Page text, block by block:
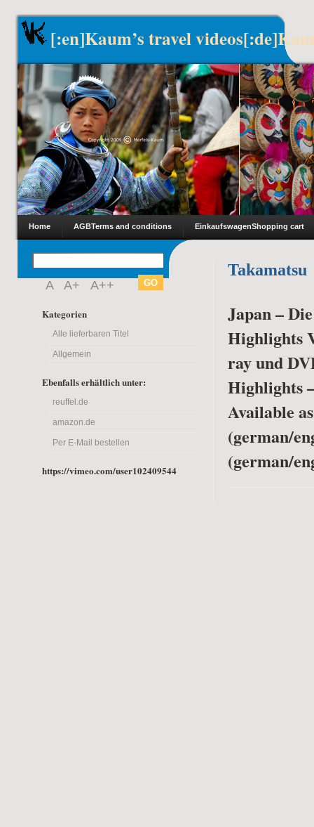
[:en]Kaum’s travel
Home AGBTerms and conditions EinkaufswagenShopping cart
A A+ A++
Kategorien
Alle lieferbaren Titel
Allgemein
Ebenfalls erhältlich unter:
reuffel.de
amazon.de
Per E-Mail bestellen
https://vimeo.com/user102409544
Takamatsu
Japan –
Highlights
ray und
Highlights
Available
(german/
(german/